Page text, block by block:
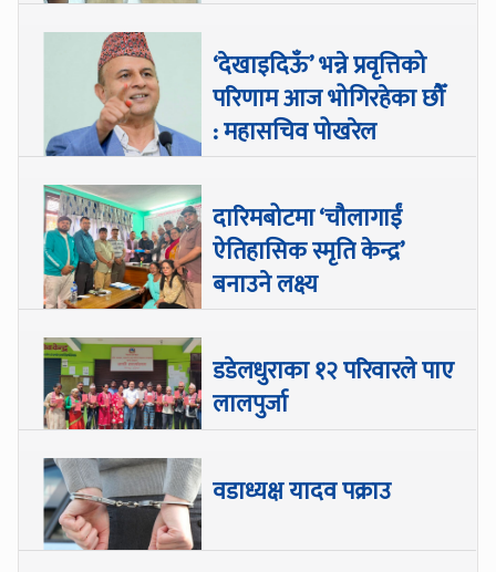
‘देखाइदिऊँ’ भन्ने प्रवृत्तिको
परिणाम आज भोगिरहेका छौँ
: महासचिव पोखरेल
दारिमबोटमा ‘चौलागाईं
ऐतिहासिक स्मृति केन्द्र’
बनाउने लक्ष्य
डडेलधुराका १२ परिवारले पाए
लालपुर्जा
वडाध्यक्ष यादव पक्राउ